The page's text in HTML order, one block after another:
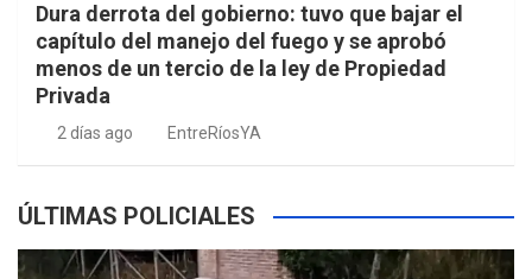
Dura derrota del gobierno: tuvo que bajar el
capítulo del manejo del fuego y se aprobó
menos de un tercio de la ley de Propiedad
Privada
2 días ago EntreRíosYA
ÚLTIMAS POLICIALES